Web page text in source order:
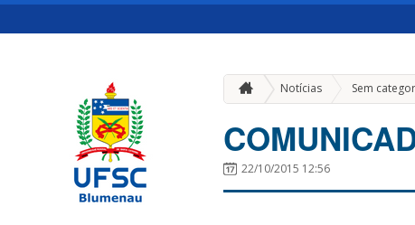
Notícias Sem
22/10/2015 12:56